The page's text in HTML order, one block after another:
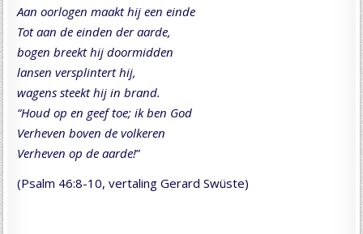
Aan oorlogen maakt hij een einde
Tot aan de einden der aarde,
bogen breekt hij doormidden
lansen versplintert hij,
wagens steekt hij in brand.
“Houd op en geef toe; ik ben God
Verheven boven de volkeren
Verheven op de aarde!”
(Psalm 46:8-10, vertaling Gerard Swüste)